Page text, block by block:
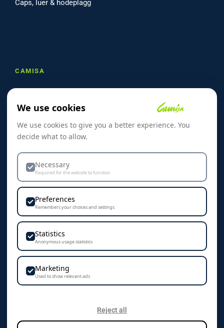
Caps, luer & hodeplagg
CAMISA
Referanser
Skreddersøm
Dekorasjon & Teknikker
Personvern & Cookies
KONTAKT
Camisa AS
Vestre Rosten 102
7075 Tiller
We use cookies
We use cookies to give you a better experience. You
decide what to allow.
Necessary
Required for the website to function
Preferences
Remembers your choices and settings
Statistics
Anonymous usage statistics
Marketing
Used to show relevant ads
Reject all